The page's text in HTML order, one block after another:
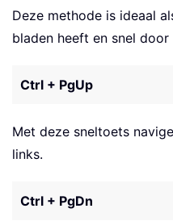
Deze methode is ideaal
bladen heeft en snel
Ctrl + PgUp
Met deze sneltoets
links.
Ctrl + PgDn